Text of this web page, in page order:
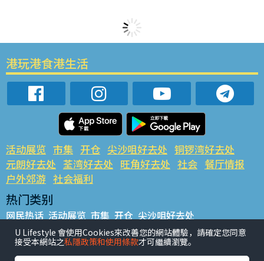
港玩港食港生活
活动展览 市集 开仓 尖沙咀好去处 铜锣湾好去处
元朗好去处 荃湾好去处 旺角好去处 社会 餐厅情报
户外郊游 社会福利
热门类别
网民热话 活动展览 市集 开仓 尖沙咀好去处
铜锣湾好去处 元朗好去处 荃湾好去处 旺角好去处 社会
餐厅情报 户外郊游
U Lifestyle 會使用Cookies來改善您的網站體驗，請確定您同意
接受本網站之私隱政策和使用條款才可繼續瀏覽。